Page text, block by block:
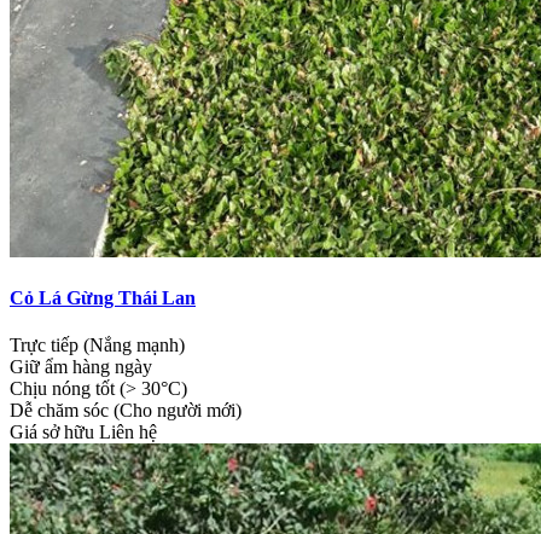
Cỏ Lá Gừng Thái Lan
Trực tiếp (Nắng mạnh)
Giữ ẩm hàng ngày
Chịu nóng tốt (> 30°C)
Dễ chăm sóc (Cho người mới)
Giá sở hữu Liên hệ